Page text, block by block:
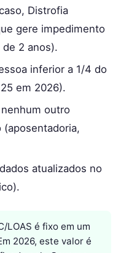
Distrofia
gere impedimento
2 anos).
inferior a 1/4 do
em 2026).
outro
atualizados no
LOAS é fixo em um
2026, este valor é